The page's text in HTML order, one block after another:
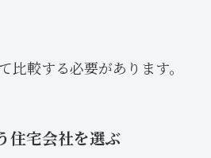
比較する必要があります。
住宅会社を選ぶ